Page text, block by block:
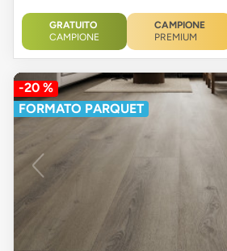
GRATUITO
CAMPIONE
CAMPIONE
PREMIUM
-20 %
FORMATO PARQUET